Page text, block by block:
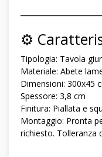
⚙️
Tipologia: Tavola
Materiale: Abete
Dimensioni: 300x45
Spessore: 3,8 cm
Finitura: Piallata e
Montaggio: Pronta
richiesto. Tolleranza